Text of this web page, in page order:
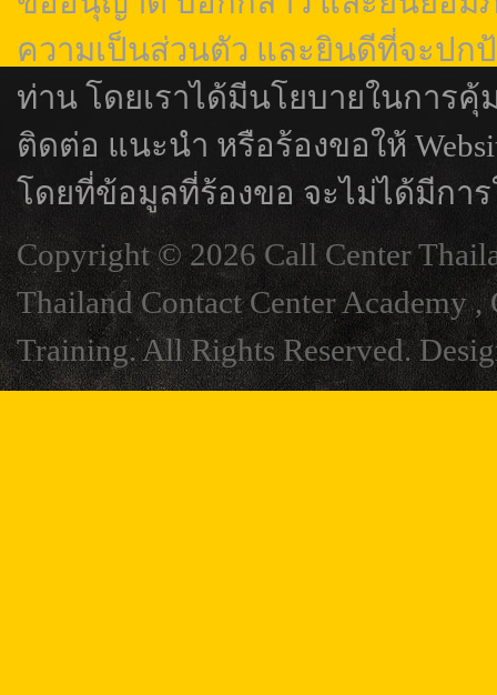
ความเป็นส่วนตัว และยินดีที่จะปก
ท่าน โดยเราได้มีนโยบายในการ
ติดต่อ แนะนำ หรือร้องขอให้
โดยที่ข้อมูลที่ร้องขอ จะไม่ได้มีกา
Copyright © 2026 Call Center
Thailand Contact Center Academy
Training. All Rights Reserved.